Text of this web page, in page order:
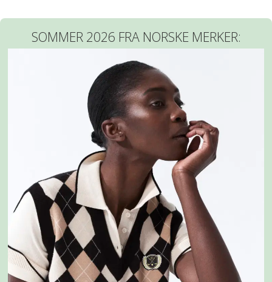
SOMMER 2026 FRA NORSKE MERKER: